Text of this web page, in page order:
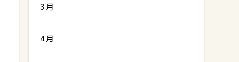
3月
4月